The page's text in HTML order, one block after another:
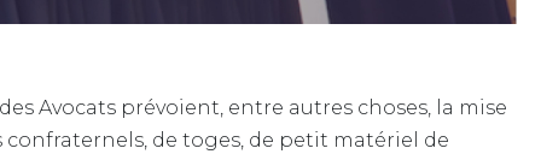
Avocats prévoient, entre autres choses, la mise
confraternels, de toges, de petit matériel de